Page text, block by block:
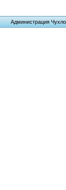
Администрация